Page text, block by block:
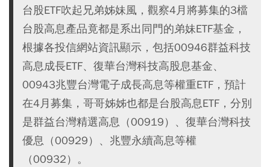
台股ETF吹起兄弟姊妹風，觀察4月將募集的3檔
台股高息產品竟都是系出同門的弟妹ETF基金，
根據各投信網站資訊顯示，包括00946群益科技
高息成長ETF、復華台灣科技高股息基金、
00943兆豐台灣電子成長高息等權重ETF，預計
在4月募集，哥哥姊姊也都是台股高息ETF，分別
是群益台灣精選高息（00919）、復華台灣科技
優息（00929）、兆豐永續高息等權
（00932）。